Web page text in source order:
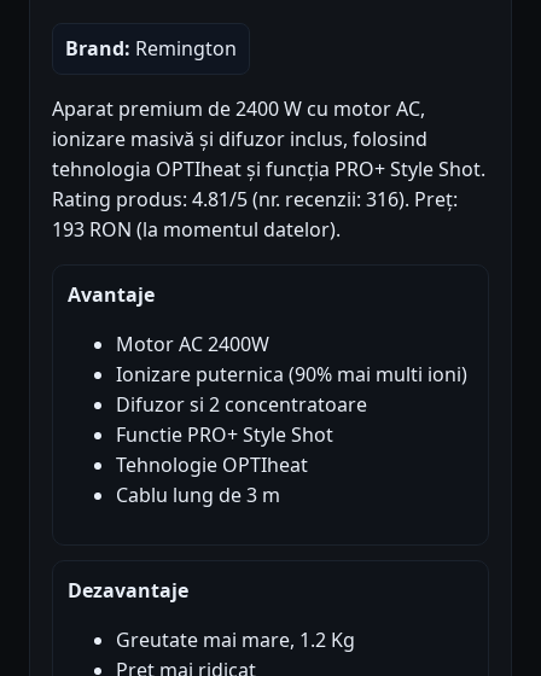
Brand: Remington
Aparat premium de 2400 W cu motor AC,
ionizare masivă și difuzor inclus, folosind
tehnologia OPTIheat și funcția PRO+ Style Shot.
Rating produs: 4.81/5 (nr. recenzii: 316). Preț:
193 RON (la momentul datelor).
Avantaje
Motor AC 2400W
Ionizare puternica (90% mai multi ioni)
Difuzor si 2 concentratoare
Functie PRO+ Style Shot
Tehnologie OPTIheat
Cablu lung de 3 m
Dezavantaje
Greutate mai mare, 1.2 Kg
Pret mai ridicat